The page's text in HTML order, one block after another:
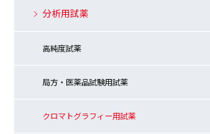
分析用試薬
高純度試薬
局方・医薬品試験用試薬
クロマトグラフィー用試薬